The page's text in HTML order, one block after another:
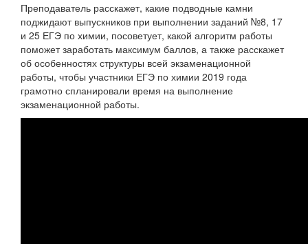
Преподаватель расскажет, какие подводные камни
поджидают выпускников при выполнении заданий №8, 17
и 25 ЕГЭ по химии, посоветует, какой алгоритм работы
поможет заработать максимум баллов, а также расскажет
об особенностях структуры всей экзаменационной
работы, чтобы участники ЕГЭ по химии 2019 года
грамотно спланировали время на выполнение
экзаменационной работы.